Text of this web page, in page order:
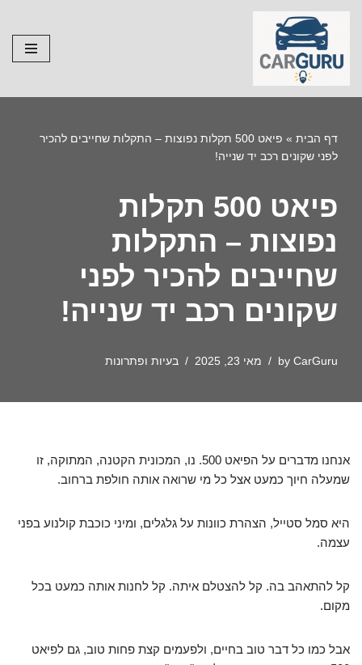
Skip
to
content
דף הבית »
פיאט 500 תקלות נפוצות – התקלות שחייבים להכיר
לפני שקונים רכב יד שנייה!
פיאט 500 תקלות
נפוצות – התקלות
שחייבים להכיר לפני
שקונים רכב יד שנייה!
by CarGuru מאי 23, 2025 בעיות ופתרונות
אנחנו מדברים על הפיאט 500. נו, המכונית הקטנה, המתוקה, זו
שמעלה חיוך כמעט אצל כל מי שרואה אותה חולפת ברחוב.
היא סמל סטייל, הצהרת כוונות על גלגלים, ומיני כוכבת קולנוע בפני
עצמה.
קל להתאהב בה. קל להצטלם איתה. קל לחנות אותה כמעט בכל
מקום.
אבל כמו כל דבר טוב בחיים, ולפעמים קצת פחות טוב, גם לפיאט